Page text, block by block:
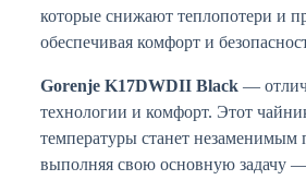
которые снижают теплопотери и
обеспечивая комфорт и
Gorenje K17DWDII Black —
технологии и комфорт. Этот
температуры станет
выполняя свою основную задачу